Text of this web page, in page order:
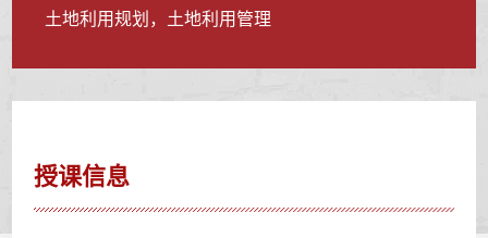
土地利用规划，土地利用管理
授课信息